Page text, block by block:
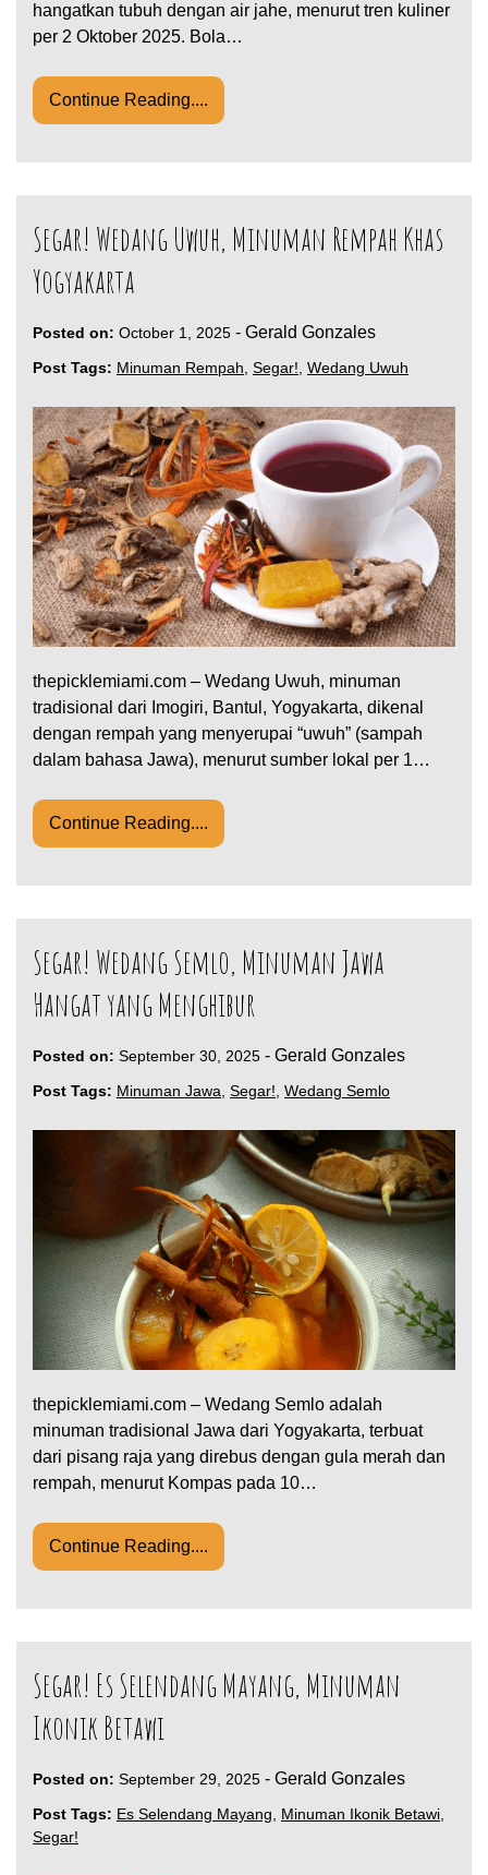
hangatkan tubuh dengan air jahe, menurut tren kuliner
per 2 Oktober 2025. Bola…
Continue Reading....
Segar! Wedang Uwuh, Minuman Rempah Khas
Yogyakarta
Posted on: October 1, 2025 - Gerald Gonzales
Post Tags: Minuman Rempah, Segar!, Wedang Uwuh
thepicklemiami.com – Wedang Uwuh, minuman
tradisional dari Imogiri, Bantul, Yogyakarta, dikenal
dengan rempah yang menyerupai “uwuh” (sampah
dalam bahasa Jawa), menurut sumber lokal per 1…
Continue Reading....
Segar! Wedang Semlo, Minuman Jawa
Hangat yang Menghibur
Posted on: September 30, 2025 - Gerald Gonzales
Post Tags: Minuman Jawa Segar! Wedang Semlo
thepicklemiami.com – Wedang Semlo adalah
minuman tradisional Jawa dari Yogyakarta, terbuat
dari pisang raja yang direbus dengan gula merah dan
rempah, menurut Kompas pada 10…
Continue Reading....
Segar! Es Selendang Mayang, Minuman
Ikonik Betawi
Posted on: September 29, 2025 - Gerald Gonzales
Post Tags: Es Selendang Mayang Minuman Ikonik Betawi
Segar!